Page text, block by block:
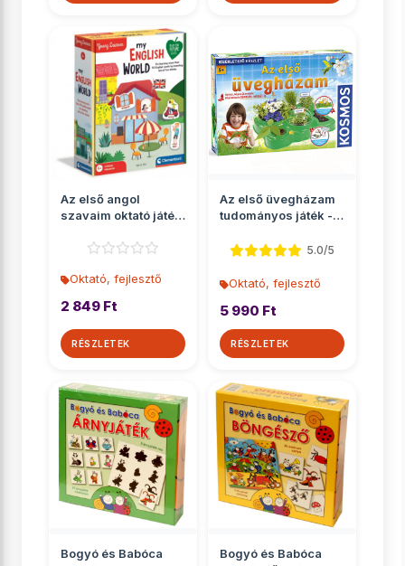
Az első angol
szavaim oktató játék
Oktató, fejlesztő
2 849 Ft
RÉSZLETEK
Az első üvegházam
tudományos játék -
5.0/5
Oktató, fejlesztő
5 990 Ft
RÉSZLETEK
Bogyó és Babóca
Bogyó és Babóca